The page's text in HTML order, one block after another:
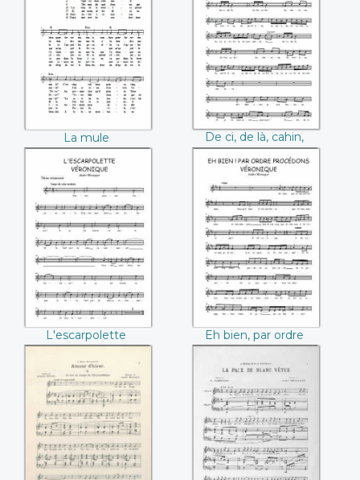
La mule
La mule
De ci, de là, cahin,
caha (André
Messager)
De ci, de là, cahin,
caha (André
Messager)
L'escarpolette
(André Messager)
L'escarpolette
(André Messager)
Eh bien, par ordre
procédons (André
Messager)
Eh bien, par ordre
procédons (André
Messager)
Amour d'hiver
(André Messager)
La paix de blanc
vtue (André
Messager)